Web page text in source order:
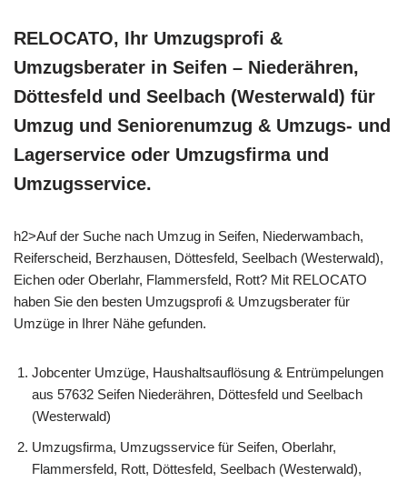
RELOCATO, Ihr Umzugsprofi &
Umzugsberater in Seifen – Niederähren,
Döttesfeld und Seelbach (Westerwald) für
Umzug und Seniorenumzug & Umzugs- und
Lagerservice oder Umzugsfirma und
Umzugsservice.
h2>Auf der Suche nach Umzug in Seifen, Niederwambach,
Reiferscheid, Berzhausen, Döttesfeld, Seelbach (Westerwald),
Eichen oder Oberlahr, Flammersfeld, Rott? Mit RELOCATO
haben Sie den besten Umzugsprofi & Umzugsberater für
Umzüge in Ihrer Nähe gefunden.
Jobcenter Umzüge, Haushaltsauflösung & Entrümpelungen
aus 57632 Seifen Niederähren, Döttesfeld und Seelbach
(Westerwald)
Umzugsfirma, Umzugsservice für Seifen, Oberlahr,
Flammersfeld, Rott, Döttesfeld, Seelbach (Westerwald),